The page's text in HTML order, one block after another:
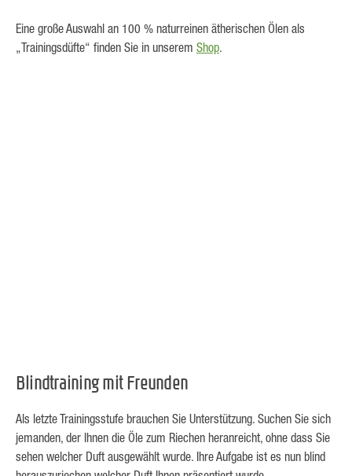
Eine große Auswahl an 100 % naturreinen ätherischen Ölen als
„Trainingsdüfte“ finden Sie in unserem Shop
Blindtraining mit Freunden
Als letzte Trainingsstufe brauchen Sie Unterstützung. Suchen Sie sich
jemanden, der Ihnen die Öle zum Riechen heranreicht, ohne dass Sie
sehen welcher Duft ausgewählt wurde. Ihre Aufgabe ist es nun blind